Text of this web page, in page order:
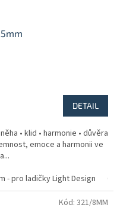
DETAIL
• klid • harmonie • důvěra
emoce a harmonii ve
- pro ladičky Light Design
Kód: 321/8MM